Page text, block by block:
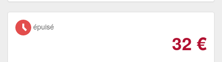
épuisé
32 €